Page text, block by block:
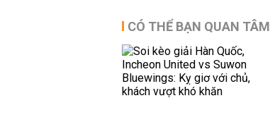
CÓ THỂ BẠN QUAN TÂM